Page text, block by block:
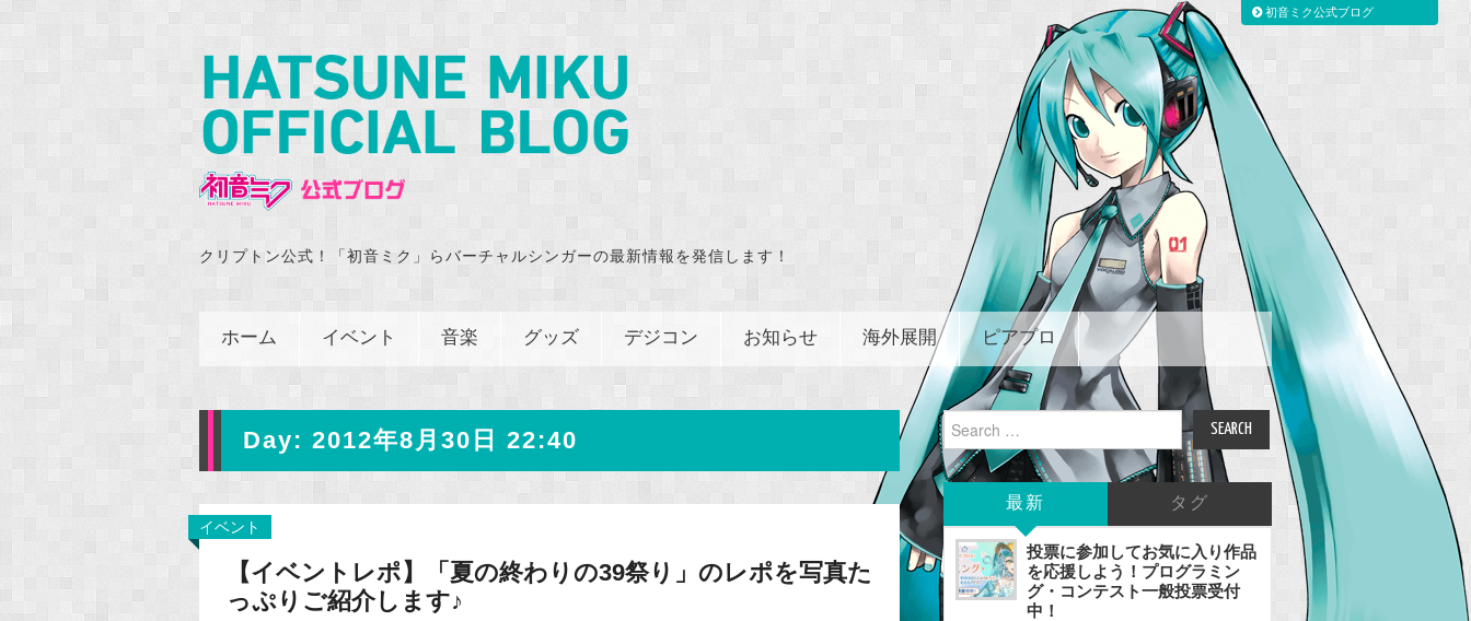
クリプトン公式！「初音ミク」らバーチャルシンガーの最新情報を発信します！
ホーム イベント 音楽 グッズ デジコン お知らせ 海外展開 ピアプロ
Day: 2012年8月30日 22:40
イベント
【イベントレポ】「夏の終わりの39祭り」のレポを写真た
っぷりご紹介します♪
Search
for:
最新 タグ
投票に参加してお気に入り作品
を応援しよう！プログラミン
グ・コンテスト一般投票受付
中！
初音ミク公式ブログ